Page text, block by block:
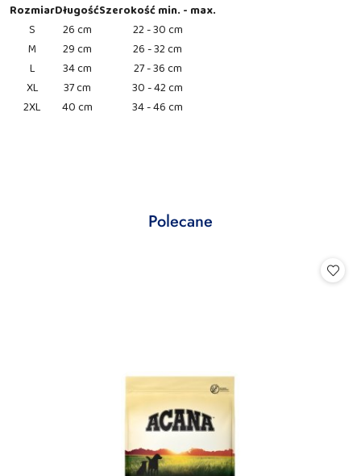
RozmiarDługośćSzerokość min. - max.
S
26 cm
22 - 30 cm
M
29 cm
26 - 32 cm
L
34 cm
27 - 36 cm
XL
37 cm
30 - 42 cm
2XL
40 cm 34 - 46 cm
Pomiń karuzelę produktów
Produkty
Polecane